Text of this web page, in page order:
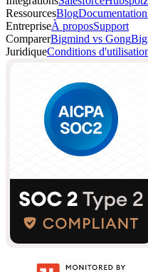
RessourcesBlogDocumentation
EntrepriseÀ proposSupport
ComparerBigmind vs Gong
JuridiqueConditions